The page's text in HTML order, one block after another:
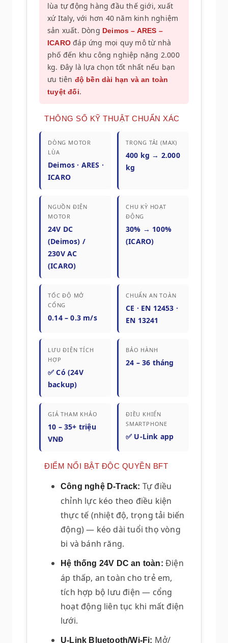
lùa tự động hàng đầu thế giới, xuất
xứ Italy, với hơn 40 năm kinh nghiệm
sản xuất. Dòng Deimos – ARES –
ICARO đáp ứng mọi quy mô từ nhà
phố đến khu công nghiệp nặng 2.000
kg. Đây là lựa chọn tốt nhất nếu bạn
ưu tiên độ bền dài hạn và an toàn
tuyệt đối.
THÔNG SỐ KỸ THUẬT CHUẨN XÁC
DÒNG MOTOR
LÙA
Deimos · ARES ·
ICARO
TRỌNG TẢI (MAX)
400 kg → 2.000
kg
NGUỒN ĐIỆN
MOTOR
24V DC
(Deimos) /
230V AC
(ICARO)
CHU KỲ HOẠT
ĐỘNG
30% → 100%
(ICARO)
TỐC ĐỘ MỞ
CỔNG
0.14 – 0.3 m/s
CHUẨN AN TOÀN
CE · EN 12453 ·
EN 13241
LƯU ĐIỆN TÍCH
HỢP
✅ Có (24V
backup)
BẢO HÀNH
24 – 36 tháng
GIÁ THAM KHẢO
10 – 35+ triệu
VNĐ
ĐIỀU KHIỂN
SMARTPHONE
✅ U-Link app
ĐIỂM NỔI BẬT ĐỘC QUYỀN BFT
Công nghệ D-Track: Tự điều
chỉnh lực kéo theo điều kiện
thực tế (nhiệt độ, trọng tải biến
động) — kéo dài tuổi thọ vòng
bi và bánh răng.
Hệ thống 24V DC an toàn: Điện
áp thấp, an toàn cho trẻ em,
tích hợp bộ lưu điện — cổng
hoạt động liên tục khi mất điện
lưới.
U-Link Bluetooth/Wi-Fi: Mở/